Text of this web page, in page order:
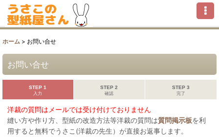
ホーム > お問い合せ
お問い合せ
STEP 1
入力
STEP 2
確認
STEP 3
完了
洋裁の質問はメールでは受け付けておりません
縫い方や作り方、型紙の改造方法等洋裁の質問は質問掲示板を利
用すると無料でうさこ(洋裁の先生）が直接お返事します。